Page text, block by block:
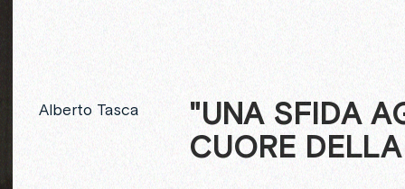
Alberto Tasca "UNA SFIDA
CUORE DELLA